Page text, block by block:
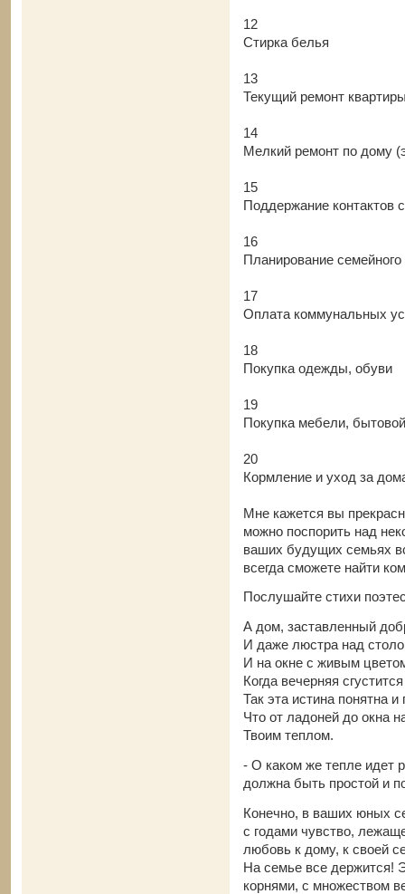
12
Стирка белья
13
Текущий ремонт
14
Мелкий ремонт по дому
15
Поддержание контактов
16
Планирование
17
Оплата коммунальных
18
Покупка одежды, обуви
19
Покупка мебели,
20
Кормление и уход за
Мне кажется вы
можно поспорить над
ваших будущих семьях
всегда сможете найти
Послушайте стихи
А дом, заставленный
И даже люстра над
И на окне с живым
Когда вечерняя
Так эта истина понятна и
Что от ладоней до окна
Твоим теплом.
- О каком же тепле идет
должна быть простой и
Конечно, в ваших юных
с годами чувство,
любовь к дому, к своей
На семье все держится!
корнями, с множеством